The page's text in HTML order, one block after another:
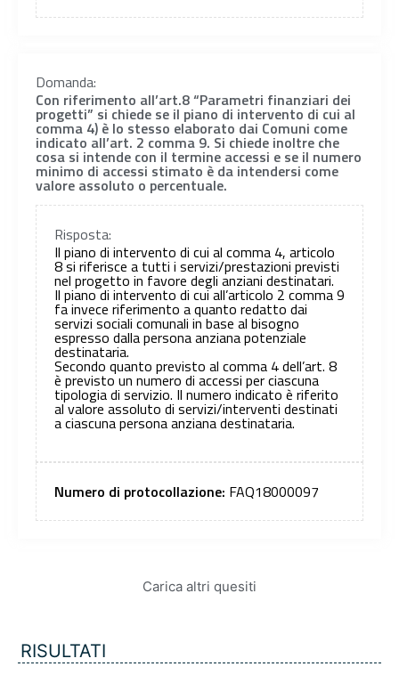
Domanda:
Con riferimento all’art.8 “Parametri finanziari dei
progetti” si chiede se il piano di intervento di cui al
comma 4) è lo stesso elaborato dai Comuni come
indicato all’art. 2 comma 9. Si chiede inoltre che
cosa si intende con il termine accessi e se il numero
minimo di accessi stimato è da intendersi come
valore assoluto o percentuale.
Risposta:
Il piano di intervento di cui al comma 4, articolo
8 si riferisce a tutti i servizi/prestazioni previsti
nel progetto in favore degli anziani destinatari.
Il piano di intervento di cui all’articolo 2 comma 9
fa invece riferimento a quanto redatto dai
servizi sociali comunali in base al bisogno
espresso dalla persona anziana potenziale
destinataria.
Secondo quanto previsto al comma 4 dell’art. 8
è previsto un numero di accessi per ciascuna
tipologia di servizio. Il numero indicato è riferito
al valore assoluto di servizi/interventi destinati
a ciascuna persona anziana destinataria.
Numero di protocollazione: FAQ18000097
Carica altri quesiti
RISULTATI